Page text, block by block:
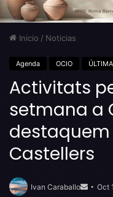
Inicio / Noticias
Agenda OCIO
Activitats
setmana a
Castellers
Ivan Caraballo
email
Oct